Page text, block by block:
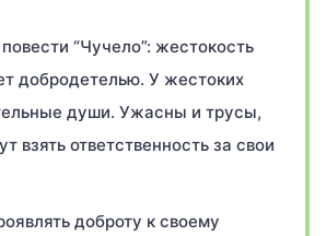
“Чучело”: жестокость
добродетелью. У жестоких
души. Ужасны и трусы,
взять ответственность за свои
доброту к своему